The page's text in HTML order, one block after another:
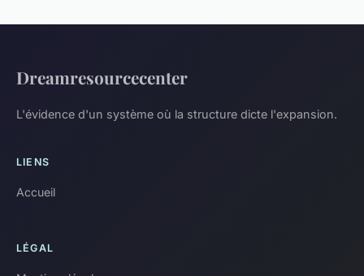
Dreamresourcecenter
L'évidence d'un système où la structure dicte l'expansion.
LIENS
Accueil
LÉGAL